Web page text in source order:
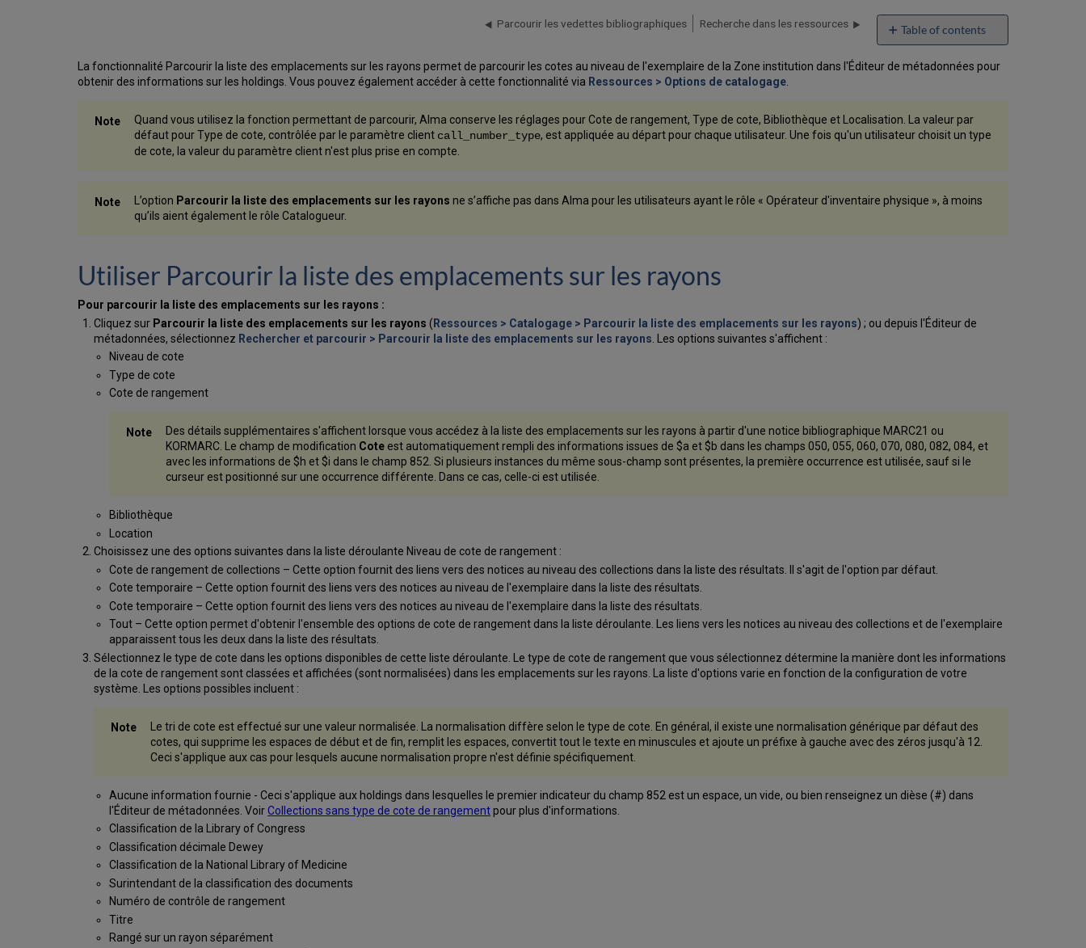
Table of contents
Parcourir
des
emplacements
Travailler
avec
liste
des
sans
type
de
au
Modifier
notices
au
l'exemplaire
Parcourir les vedettes bibliographiques Recherche dans les ressources
La fonctionnalité Parcourir la liste des emplacements sur les rayons permet de parcourir les cotes au niveau de l'exemplaire de la Zone institution dans l'Éditeur de métadonnées pour
obtenir des informations sur les holdings. Vous pouvez également accéder à cette fonctionnalité via Ressources > Options de catalogage.
Quand vous utilisez la fonction permettant de parcourir, Alma conserve les réglages pour Cote de rangement, Type de cote, Bibliothèque et Localisation. La valeur par
défaut pour Type de cote, contrôlée par le paramètre client call_number_type, est appliquée au départ pour chaque utilisateur. Une fois qu'un utilisateur choisit un type
de cote, la valeur du paramètre client n'est plus prise en compte.
L’option Parcourir la liste des emplacements sur les rayons ne s’affiche pas dans Alma pour les utilisateurs ayant le rôle « Opérateur d'inventaire physique », à moins
qu’ils aient également le rôle Catalogueur.
Utiliser Parcourir la liste des emplacements sur les rayons
Pour parcourir la liste des emplacements sur les rayons :
Cliquez sur Parcourir la liste des emplacements sur les rayons ( Ressources > Catalogage > Parcourir la liste des emplacements sur les rayons) ; ou depuis l'Éditeur de
métadonnées, sélectionnez Rechercher et parcourir > Parcourir la liste des emplacements sur les rayons . Les options suivantes s'affichent :
Niveau de cote
Type de cote
Cote de rangement
Des détails supplémentaires s'affichent lorsque vous accédez à la liste des emplacements sur les rayons à partir d'une notice bibliographique MARC21 ou
KORMARC. Le champ de modification Cote est automatiquement rempli des informations issues de $a et $b dans les champs 050, 055, 060, 070, 080, 082, 084, et
avec les informations de $h et $i dans le champ 852. Si plusieurs instances du même sous-champ sont présentes, la première occurrence est utilisée, sauf si le
curseur est positionné sur une occurrence différente. Dans ce cas, celle-ci est utilisée.
Bibliothèque
Location
Choisissez une des options suivantes dans la liste déroulante Niveau de cote de rangement :
Cote de rangement de collections – Cette option fournit des liens vers des notices au niveau des collections dans la liste des résultats. Il s'agit de l'option par défaut.
Cote temporaire – Cette option fournit des liens vers des notices au niveau de l'exemplaire dans la liste des résultats.
Cote temporaire – Cette option fournit des liens vers des notices au niveau de l'exemplaire dans la liste des résultats.
Tout – Cette option permet d'obtenir l'ensemble des options de cote de rangement dans la liste déroulante. Les liens vers les notices au niveau des collections et de l'exemplaire
apparaissent tous les deux dans la liste des résultats.
Sélectionnez le type de cote dans les options disponibles de cette liste déroulante. Le type de cote de rangement que vous sélectionnez détermine la manière dont les informations
de la cote de rangement sont classées et affichées (sont normalisées) dans les emplacements sur les rayons. La liste d'options varie en fonction de la configuration de votre
système. Les options possibles incluent :
Le tri de cote est effectué sur une valeur normalisée. La normalisation diffère selon le type de cote. En général, il existe une normalisation générique par défaut des
cotes, qui supprime les espaces de début et de fin, remplit les espaces, convertit tout le texte en minuscules et ajoute un préfixe à gauche avec des zéros jusqu'à 12.
Ceci s'applique aux cas pour lesquels aucune normalisation propre n'est définie spécifiquement.
Aucune information fournie - Ceci s'applique aux holdings dans lesquelles le premier indicateur du champ 852 est un espace, un vide, ou bien renseignez un dièse (#) dans
l'Éditeur de métadonnées. VoirCollections sans type de cote de rangementpour plus d'informations.
Classification de la Library of Congress
Classification décimale Dewey
Classification de la National Library of Medicine
Surintendant de la classification des documents
Numéro de contrôle de rangement
Titre
Rangé sur un rayon séparément